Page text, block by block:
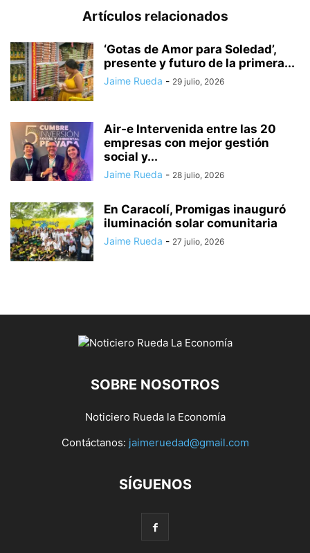
Artículos relacionados
‘Gotas de Amor para Soledad’,
presente y futuro de la primera...
Jaime Rueda - 29 julio, 2026
Air-e Intervenida entre las 20
empresas con mejor gestión
social y...
Jaime Rueda - 28 julio, 2026
En Caracolí, Promigas inauguró
iluminación solar comunitaria
Jaime Rueda - 27 julio, 2026
SOBRE NOSOTROS
Noticiero Rueda la Economía
Contáctanos: jaimeruedad@gmail.com
SÍGUENOS